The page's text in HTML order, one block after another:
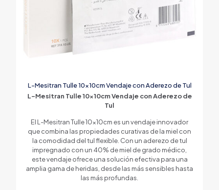
L-Mesitran Tulle 10x10cm Vendaje con Aderezo de Tul
L-Mesitran Tulle 10x10cm Vendaje con Aderezo de
Tul
El L-Mesitran Tulle 10x10cm es un vendaje innovador
que combina las propiedades curativas de la miel con
la comodidad del tul flexible. Con un aderezo de tul
impregnado con un 40% de miel de grado médico,
este vendaje ofrece una solución efectiva para una
amplia gama de heridas, desde las más sensibles hasta
las más profundas.